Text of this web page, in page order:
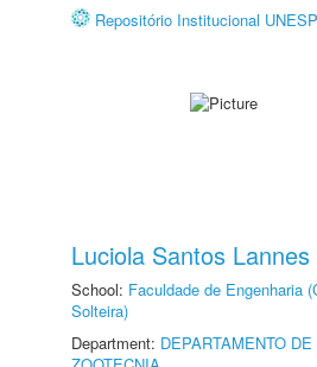
Repositório Institucional UNESP
Luciola Santos Lannes
School: Faculdade de Engenharia
Solteira)
Department: DEPARTAMENTO